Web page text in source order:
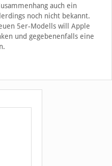
auch ein
noch nicht bekannt.
5er-Modells will Apple
und gegebenenfalls eine